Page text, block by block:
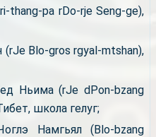
thang-pa rDo-rje Seng-ge),
Blo-gros rgyal-mtshan),
Ньима (rJe dPon-bzang
школа гелуг;
Намгьял (Blo-bzang